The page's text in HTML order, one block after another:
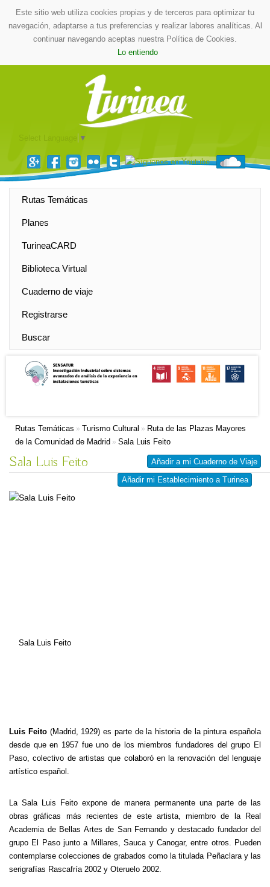
Este sitio web utiliza cookies propias y de terceros para optimizar tu
navegación, adaptarse a tus preferencias y realizar labores analíticas. Al
continuar navegando aceptas nuestra Política de Cookies.
Lo entiendo
▼
Rutas Temáticas
Planes
TurineaCARD
Biblioteca Virtual
Cuaderno de viaje
Registrarse
Buscar
Rutas Temáticas » Turismo Cultural » Ruta de las Plazas Mayores
de la Comunidad de Madrid » Sala Luis Feito
Añadir a mi Cuaderno de Viaje
Añadir mi Establecimiento a Turinea
Sala Luis Feito
Sala Luis Feito
Luis Feito(Madrid, 1929) es parte de la historia de la pintura española
desde que en 1957 fue uno de los miembros fundadores del grupo El
Paso, colectivo de artistas que colaboró en la renovación del lenguaje
artístico español.
La Sala Luis Feito expone de manera permanente una parte de las
obras gráficas más recientes de este artista, miembro de la Real
Academia de Bellas Artes de San Fernando y destacado fundador del
grupo El Paso junto a Millares, Sauca y Canogar, entre otros. Pueden
contemplarse colecciones de grabados como la titulada Peñaclara y las
serigrafías Rascafría 2002 y Oteruelo 2002.